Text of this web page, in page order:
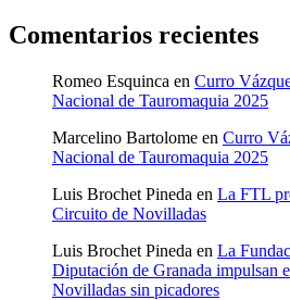
Comentarios recientes
Romeo Esquinca en Curro
Nacional de Tauromaquia 2025
Marcelino Bartolome en Curro
Nacional de Tauromaquia 2025
Luis Brochet Pineda en La FTL
Circuito de Novilladas
Luis Brochet Pineda en La
Diputación de Granada impulsan
Novilladas sin picadores